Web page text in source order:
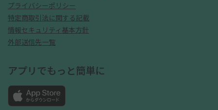
プライバシーポリシー
特定商取引法に関する記載
情報セキュリティ基本方針
外部送信先一覧
アプリでもっと簡単に